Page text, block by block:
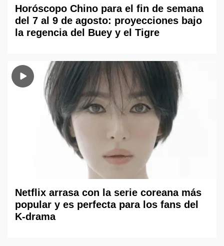
Horóscopo Chino para el fin de semana
del 7 al 9 de agosto: proyecciones bajo
la regencia del Buey y el Tigre
Netflix arrasa con la serie coreana más
popular y es perfecta para los fans del
K-drama